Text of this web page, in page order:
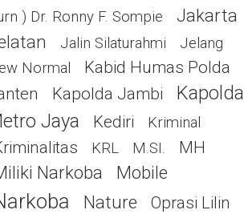
) Dr. Ronny F. Sompie
Jakarta
Jalin Silaturahmi
Jelang
Normal
Kabid Humas Polda
Kapolda Jambi
Kapolda
Jaya
Kediri Kriminal
KRL M.SI. MH
Narkoba Mobile
Nature Oprasi Lilin